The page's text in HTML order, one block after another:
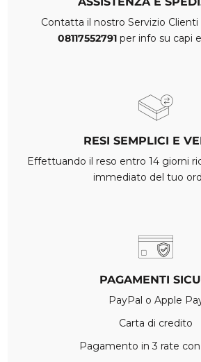
Contatta il nostro Servizio
08117552791 per info su capi
RESI SEMPLICI E
Effettuando il reso entro 14 giorni
immediato del tuo
PAGAMENTI
PayPal o Apple
Carta di credito
Pagamento in 3 rate con